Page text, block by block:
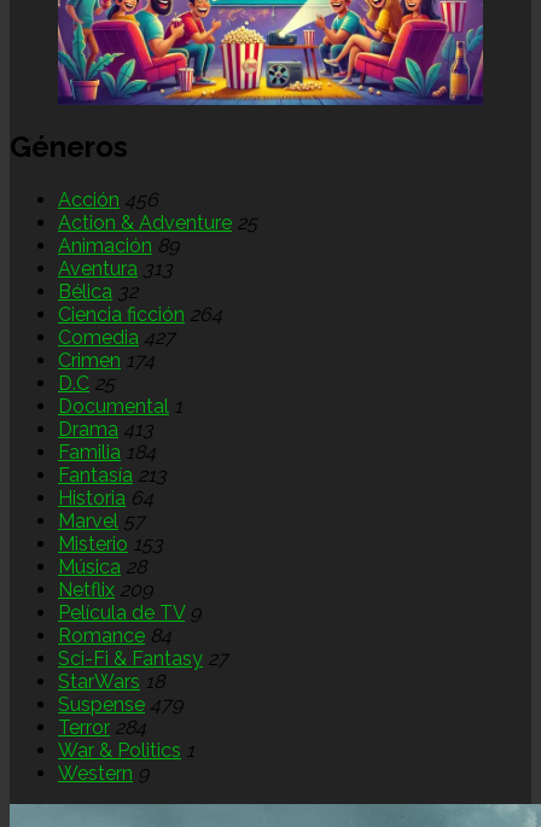
Géneros
Acción 456
Action & Adventure 25
Animación 89
Aventura 313
Bélica 32
Ciencia ficción 264
Comedia 427
Crimen 174
D.C 25
Documental 1
Drama 413
Familia 184
Fantasía 213
Historia 64
Marvel 57
Misterio 153
Música 28
Netflix 209
Película de TV 9
Romance 84
Sci-Fi & Fantasy 27
StarWars 18
Suspense 479
Terror 284
War & Politics 1
Western 9